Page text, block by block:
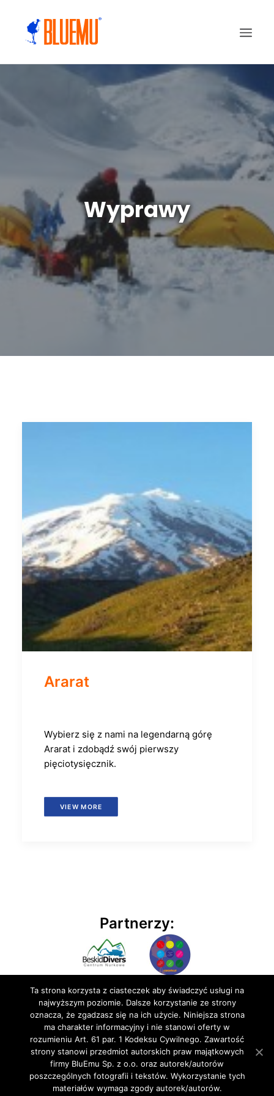
Wyprawy
Ararat
Wybierz się z nami na legendarną górę
Ararat i zdobądź swój pierwszy
pięciotysięcznik.
VIEW MORE
Partnerzy:
© 2020 BluEmu sp. z o.o. Wszelkie prawa zastrzeżone
Ta strona korzysta z ciasteczek aby świadczyć usługi na
najwyższym poziomie. Dalsze korzystanie ze strony
oznacza, że zgadzasz się na ich użycie. Niniejsza strona
ma charakter informacyjny i nie stanowi oferty w
rozumieniu Art. 61 par. 1 Kodeksu Cywilnego. Zawartość
strony stanowi przedmiot autorskich praw majątkowych
firmy BluEmu Sp. z o.o. oraz autorek/autorów
poszczególnych fotografii i tekstów. Wykorzystanie tych
materiałów wymaga zgody autorek/autorów.